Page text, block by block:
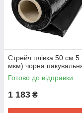
Стрейч плівка 50 см 5
мкм) чорна
Готово до відправки
1 183 ₴